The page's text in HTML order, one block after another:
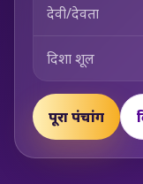
देवी/देवता
दिशा शूल
पूरा पंचांग